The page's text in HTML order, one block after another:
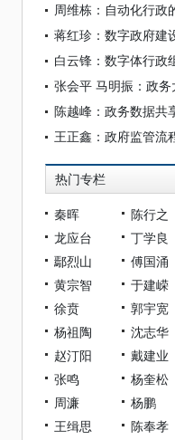
周维栋：自动化行政
陈越峰：政务数据共
热门专栏
秦晖 陈行之
龙应台
丁学良
鄢烈山
傅国涌
黄宗智
于建嵘
徐贲
郭宇宽
杨祖陶
沈志华
赵汀阳
戴建业
张鸣
杨奎松
周濂
杨鹏
王缉思
陈奉孝